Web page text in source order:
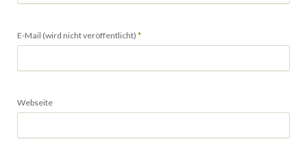
Pflichtfeld
E-Mail (wird nicht veröffentlicht) *
Webseite